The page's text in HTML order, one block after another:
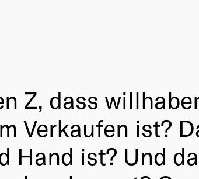
Z, dass
Verkaufen ist?
Hand ist? Und